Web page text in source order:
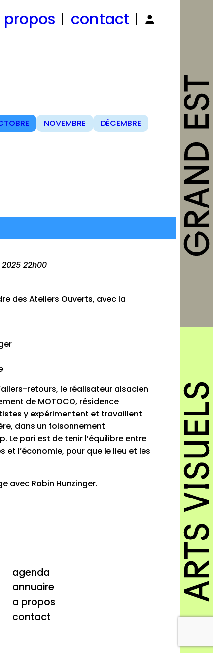
propos contact
NOVEMBRE
DÉCEMBRE
22h00
des Ateliers Ouverts, avec la
retours, le réalisateur alsacien
de MOTOCO, résidence
y expérimentent et travaillent
dans un foisonnement
Le pari est de tenir l’équilibre entre
et l’économie, pour que le lieu et les
avec Robin Hunzinger.
agenda
annuaire
a propos
contact